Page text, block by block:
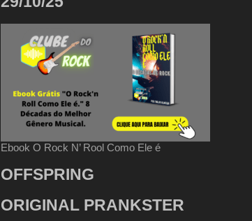
Ebook O Rock N’ Rool Como Ele é
OFFSPRING
ORIGINAL PRANKSTER